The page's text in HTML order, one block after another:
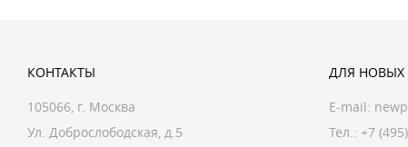
КОНТАКТЫ
105066, г. Москва
Ул. Доброслободская, д.5
ДЛЯ НОВЫХ
E-mail:
Тел.: +7